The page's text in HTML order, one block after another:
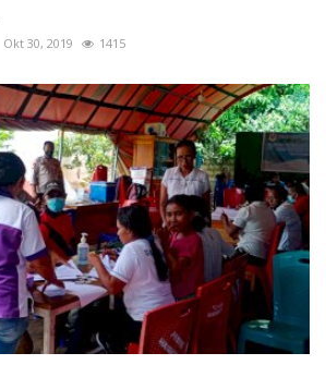
Okt 30, 2019 1415